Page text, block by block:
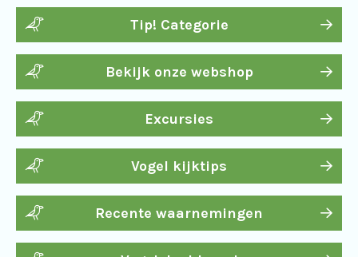
Tip! Categorie
Bekijk onze webshop
Excursies
Vogel kijktips
Recente waarnemingen